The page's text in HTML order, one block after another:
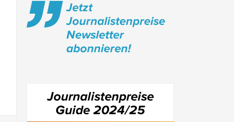
Jetzt
Journalistenpreise
Newsletter
abonnieren!
Journalistenpreise
Guide 2024/25